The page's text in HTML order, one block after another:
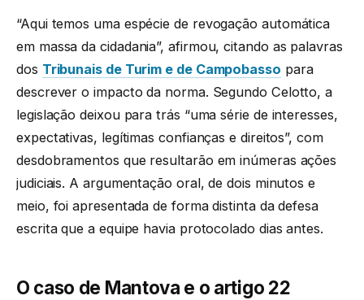
“Aqui temos uma espécie de revogação automática
em massa da cidadania”, afirmou, citando as palavras
dos Tribunais de Turim e de Campobasso para
descrever o impacto da norma. Segundo Celotto, a
legislação deixou para trás “uma série de interesses,
expectativas, legítimas confianças e direitos”, com
desdobramentos que resultarão em inúmeras ações
judiciais. A argumentação oral, de dois minutos e
meio, foi apresentada de forma distinta da defesa
escrita que a equipe havia protocolado dias antes.
O caso de Mantova e o artigo 22